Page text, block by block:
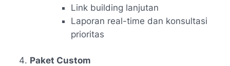
Link building lanjutan
Laporan real-time dan konsultasi
prioritas
Paket Custom